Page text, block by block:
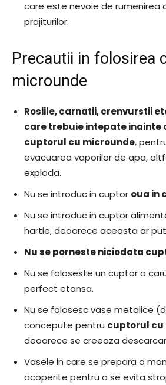
care este nevoie de rumenirea
prajiturilor.
Precautii in folosirea
microunde
Rosiile, carnatii, crenvurstii
care trebuie intepate inainte
cuptorul cu microunde,
evacuarea vaporilor de apa,
exploda.
Nu se introduc in cuptor oua in
Nu se introduc in cuptor
hartie, deoarece aceasta ar
Nu se porneste niciodata
Nu se foloseste un cuptor a
perfect etansa.
Nu se folosesc vase metalice
concepute pentru cuptorul cu
deoarece se creeaza
Vasele in care se prepara o
acoperite pentru a se evita